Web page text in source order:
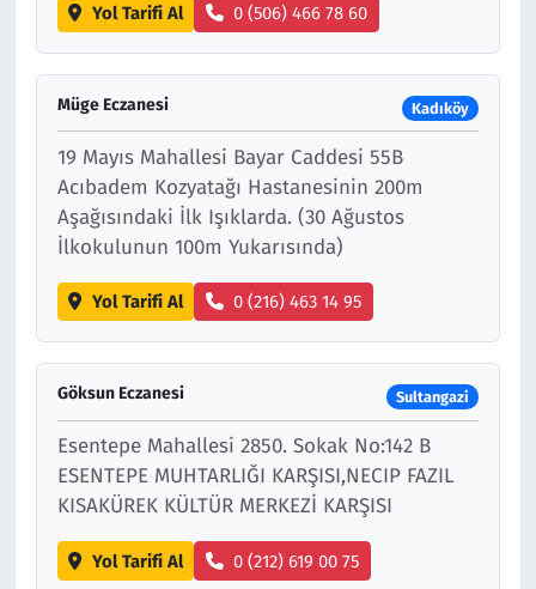
Yol Tarifi Al 0 (506) 466 78 60
Müge Eczanesi Kadıköy
19 Mayıs Mahallesi Bayar Caddesi 55B
Acıbadem Kozyatağı Hastanesinin 200m
Aşağısındaki İlk Işıklarda. (30 Ağustos
İlkokulunun 100m Yukarısında)
Yol Tarifi Al 0 (216) 463 14 95
Göksun Eczanesi Sultangazi
Esentepe Mahallesi 2850. Sokak No:142 B
ESENTEPE MUHTARLIĞI KARŞISI,NECIP FAZIL
KISAKÜREK KÜLTÜR MERKEZİ KARŞISI
Yol Tarifi Al 0 (212) 619 00 75